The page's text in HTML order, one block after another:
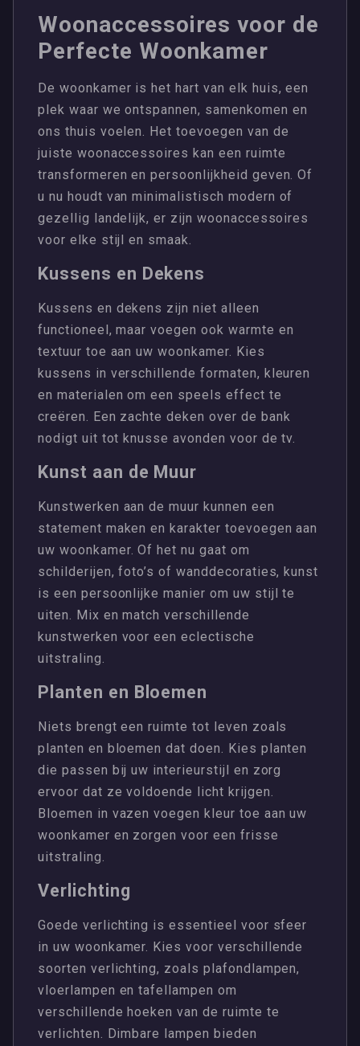
Woonaccessoires voor de
Perfecte Woonkamer
De woonkamer is het hart van elk huis, een
plek waar we ontspannen, samenkomen en
ons thuis voelen. Het toevoegen van de
juiste woonaccessoires kan een ruimte
transformeren en persoonlijkheid geven. Of
u nu houdt van minimalistisch modern of
gezellig landelijk, er zijn woonaccessoires
voor elke stijl en smaak.
Kussens en Dekens
Kussens en dekens zijn niet alleen
functioneel, maar voegen ook warmte en
textuur toe aan uw woonkamer. Kies
kussens in verschillende formaten, kleuren
en materialen om een ​​speels effect te
creëren. Een zachte deken over de bank
nodigt uit tot knusse avonden voor de tv.
Kunst aan de Muur
Kunstwerken aan de muur kunnen een
statement maken en karakter toevoegen aan
uw woonkamer. Of het nu gaat om
schilderijen, foto’s of wanddecoraties, kunst
is een persoonlijke manier om uw stijl te
uiten. Mix en match verschillende
kunstwerken voor een eclectische
uitstraling.
Planten en Bloemen
Niets brengt een ruimte tot leven zoals
planten en bloemen dat doen. Kies planten
die passen bij uw interieurstijl en zorg
ervoor dat ze voldoende licht krijgen.
Bloemen in vazen voegen kleur toe aan uw
woonkamer en zorgen voor een frisse
uitstraling.
Verlichting
Goede verlichting is essentieel voor sfeer
in uw woonkamer. Kies voor verschillende
soorten verlichting, zoals plafondlampen,
vloerlampen en tafellampen om
verschillende hoeken van de ruimte te
verlichten. Dimbare lampen bieden